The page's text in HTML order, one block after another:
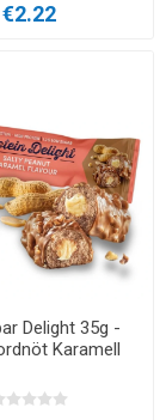
€2.22
Delight 35g -
Karamell